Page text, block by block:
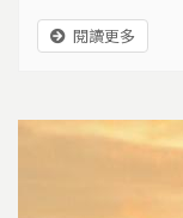
的產能，已從5.5
府又要繼續擴張
能，來帶動台商
閱讀更多